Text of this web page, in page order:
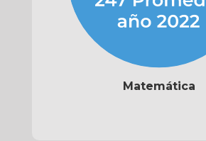
Matemática